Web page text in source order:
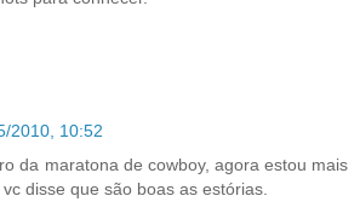
2010, 10:52
da maratona de cowboy, agora estou mais
disse que são boas as estórias.